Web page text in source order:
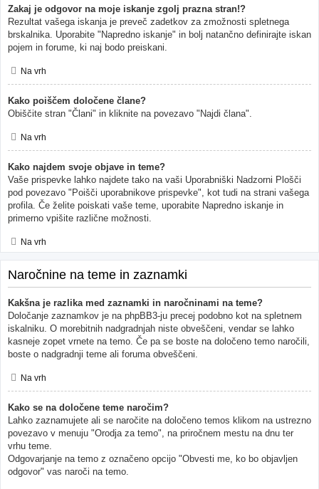
Zakaj je odgovor na moje iskanje zgolj prazna stran!?
Rezultat vašega iskanja je preveč zadetkov za zmožnosti spletnega
brskalnika. Uporabite "Napredno iskanje" in bolj natančno definirajte iskan
pojem in forume, ki naj bodo preiskani.
Na vrh
Kako poiščem določene člane?
Obiščite stran "Člani" in kliknite na povezavo "Najdi člana".
Na vrh
Kako najdem svoje objave in teme?
Vaše prispevke lahko najdete tako na vaši Uporabniški Nadzorni Plošči
pod povezavo "Poišči uporabnikove prispevke", kot tudi na strani vašega
profila. Če želite poiskati vaše teme, uporabite Napredno iskanje in
primerno vpišite različne možnosti.
Na vrh
Naročnine na teme in zaznamki
Kakšna je razlika med zaznamki in naročninami na teme?
Določanje zaznamkov je na phpBB3-ju precej podobno kot na spletnem
iskalniku. O morebitnih nadgradnjah niste obveščeni, vendar se lahko
kasneje zopet vrnete na temo. Če pa se boste na določeno temo naročili,
boste o nadgradnji teme ali foruma obveščeni.
Na vrh
Kako se na določene teme naročim?
Lahko zaznamujete ali se naročite na določeno temos klikom na ustrezno
povezavo v menuju "Orodja za temo", na priročnem mestu na dnu ter
vrhu teme.
Odgovarjanje na temo z označeno opcijo "Obvesti me, ko bo objavljen
odgovor" vas naroči na temo.